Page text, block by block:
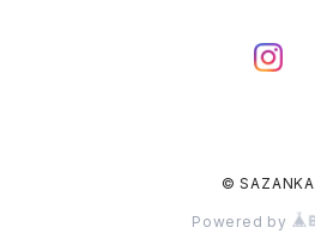
© SAZANKA
Powered by